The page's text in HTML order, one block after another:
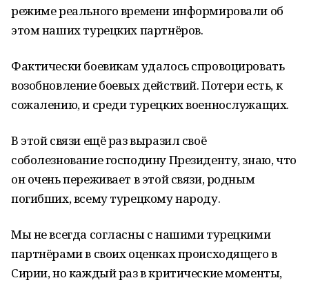
режиме реального времени информировали об
этом наших турецких партнёров.
Фактически боевикам удалось спровоцировать
возобновление боевых действий. Потери есть, к
сожалению, и среди турецких военнослужащих.
В этой связи ещё раз выразил своё
соболезнование господину Президенту, знаю, что
он очень переживает в этой связи, родным
погибших, всему турецкому народу.
Мы не всегда согласны с нашими турецкими
партнёрами в своих оценках происходящего в
Сирии, но каждый раз в критические моменты,